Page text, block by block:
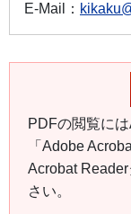
E-Mail：
PDFの閲覧に
「Adobe
Acrobat
さい。